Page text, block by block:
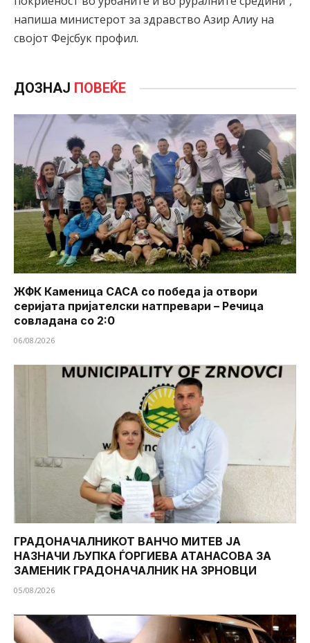
напиша министерот за здравство Азир Алиу на
својот Фејсбук профил.
ДОЗНАЈ ПОВЕЌЕ
ЖФК Каменица САСА со победа ја отвори
серијата пријателски натпревари – Речица
совладана со 2:0
06/08/2026
ГРАДОНАЧАЛНИКОТ ВАНЧО МИТЕВ ЈА
НАЗНАЧИ ЉУПКА ЃОРГИЕВА АТАНАСОВА ЗА
ЗАМЕНИК ГРАДОНАЧАЛНИК НА ЗРНОВЦИ
05/08/2026